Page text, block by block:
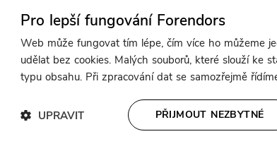
Pro lepší fungování Forendors
Web může fungovat tím lépe, čím více ho můžeme
udělat bez cookies. Malých souborů, které slouží ke
typu obsahu. Při zpracování dat se samozřejmě
PŘIJMOUT NEZBYTNÉ
UPRAVIT